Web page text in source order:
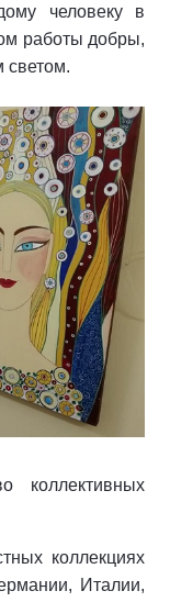
человеку в
работы добры,
светом.
коллективных
коллекциях
Италии,